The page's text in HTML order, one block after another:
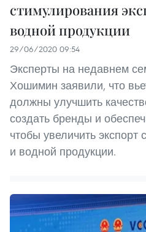
стимулирования
водной продукции
29/06/2020 09:54
Эксперты на недавнем
Хошимин заявили, что
должны улучшить
создать бренды и
чтобы увеличить экспорт
и водной продукции.